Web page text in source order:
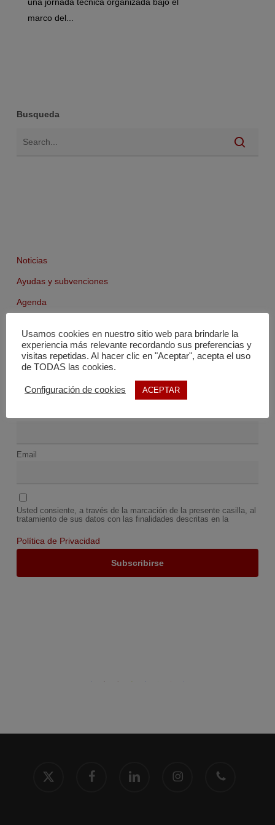
marco del...
Busqueda
Noticias
Ayudas y subvenciones
Agenda
Email
Usted consiente, a través de la marcación de la presente casilla, al
tratamiento de sus datos con las finalidades descritas en la
Política de Privacidad
twitter
Usamos cookies en nuestro sitio web para brindarle la
experiencia más relevante recordando sus preferencias y
visitas repetidas. Al hacer clic en "Aceptar", acepta el uso
de TODAS las cookies.
Configuración de cookies ACEPTAR